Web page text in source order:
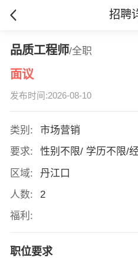
招聘
品质工程师/全职
面议
发布时间:2026-08-10
类别:
市场营销
要求:
性别不限/ 学历不限/
区域:
丹江口
人数:
2
福利:
职位要求